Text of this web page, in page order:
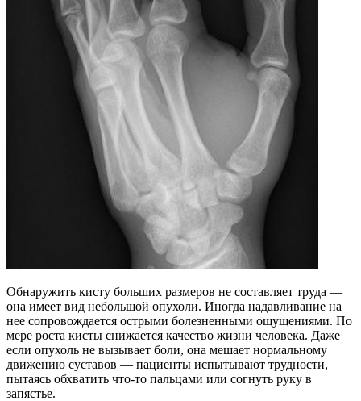
Обнаружить кисту больших размеров не составляет труда —
она имеет вид небольшой опухоли. Иногда надавливание на
нее сопровождается острыми болезненными ощущениями. По
мере роста кисты снижается качество жизни человека. Даже
если опухоль не вызывает боли, она мешает нормальному
движению суставов — пациенты испытывают трудности,
пытаясь обхватить что-то пальцами или согнуть руку в
запястье.